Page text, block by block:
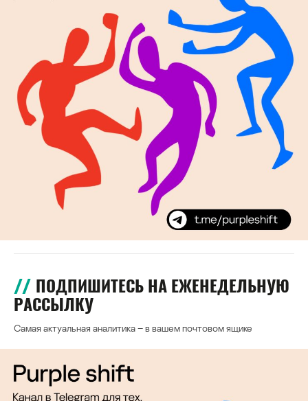
ПОДПИШИТЕСЬ НА ЕЖЕНЕДЕЛЬНУЮ
РАССЫЛКУ
Самая актуальная аналитика – в вашем почтовом ящике